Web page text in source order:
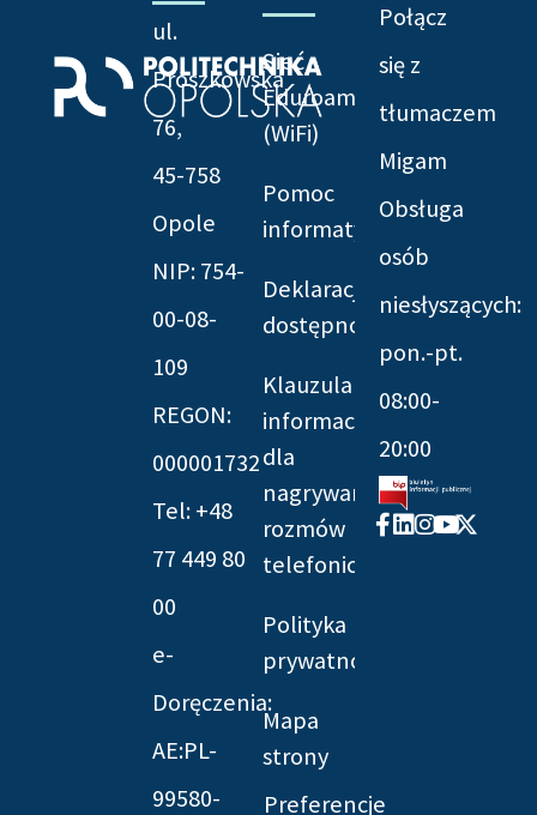
ul.
Prószkowska
76,
45-758
Opole
NIP: 754-
00-08-
109
REGON:
000001732
Tel: +48
77 449 80
00
e-
Doręczenia:
AE:PL-
99580-
Sieć
Eduroam
(WiFi)
Pomoc
informatyczna
Deklaracja
dostępności
Klauzula
informacyjna
dla
nagrywania
rozmów
telefonicznych
Polityka
prywatności
Mapa
strony
Preferencje
Połącz
się z
tłumaczem
Migam
Obsługa
osób
niesłyszących:
pon.-pt.
08:00-
20:00
Facebook-
f
Linkedin
Instagram
Youtube
X-
twitter